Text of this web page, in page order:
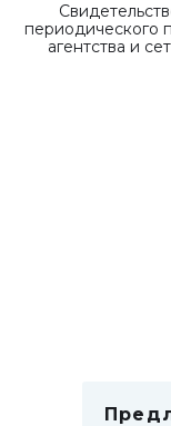
периодического
агентства и